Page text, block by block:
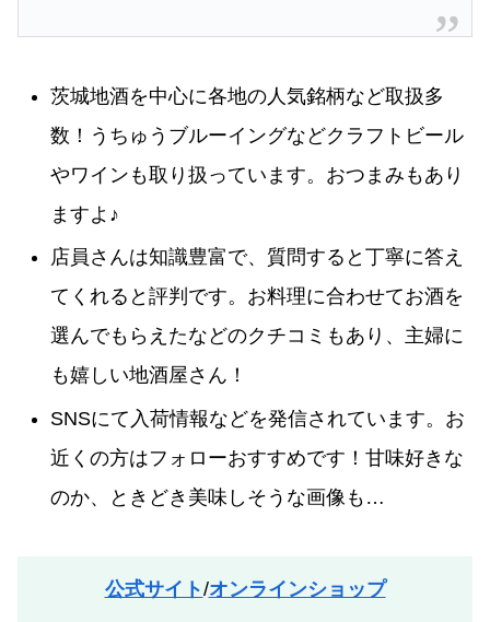
茨城地酒を中心に各地の人気銘柄など取扱多
数！うちゅうブルーイングなどクラフトビール
やワインも取り扱っています。おつまみもあり
ますよ♪
店員さんは知識豊富で、質問すると丁寧に答え
てくれると評判です。お料理に合わせてお酒を
選んでもらえたなどのクチコミもあり、主婦に
も嬉しい地酒屋さん！
SNSにて入荷情報などを発信されています。お
近くの方はフォローおすすめです！甘味好きな
のか、ときどき美味しそうな画像も…
公式サイト/オンラインショップ